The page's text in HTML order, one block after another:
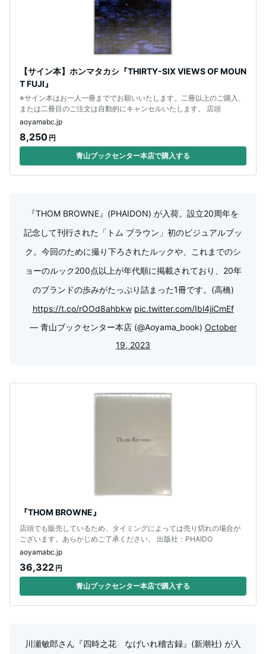
【サイン本】ホンマタカシ『THIRTY-SIX VIEWS OF MOUN
T FUJI』
※サイン本はお一人一冊まででお願いいたします。二冊以上のご購入、
または二冊目のご注文は自動的にキャンセルいたします。 店頭
aoyamabc.jp
8,250 円
青山ブックセンター本店で購入する
『THOM BROWNE』(PHAIDON) が入荷。設立20周年を
記念して刊行された「トム ブラウン」初のビジュアルブッ
ク。今回のために撮り下ろされたルックや、これまでのシ
ョーのルック200点以上が年代順に掲載されており、20年
のブランドの歩みがたっぷり詰まった1冊です。(高橋)
https://t.co/rOOd8ahbkw pic.twitter.com/Ibl4jiCmEf
— 青山ブックセンター本店 (@Aoyama_book) October
19, 2023
『THOM BROWNE』
店頭でも販売しているため、タイミングによっては売り切れの場合が
ございます。あらかじめご了承ください。 出版社：PHAIDO
aoyamabc.jp
36,322 円
青山ブックセンター本店で購入する
川瀬敏郎さん『四時之花 なげいれ稽古録』(新潮社) が入